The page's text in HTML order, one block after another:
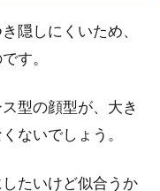
として、お風呂掃除があ
だけで済めばよいのです
前髪がうねるとき
対処法
隠しにくいため、
す。
型の顔型が、大き
ないでしょう。
たいけど似合うか